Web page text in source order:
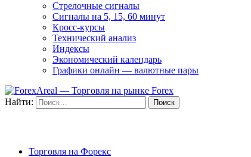
Стрелочные сигналы
Сигналы на 5, 15, 60 минут
Кросс-курсы
Технический анализ
Индексы
Экономический календарь
Графики онлайн — валютные пары
Найти:
Торговля на Форекс